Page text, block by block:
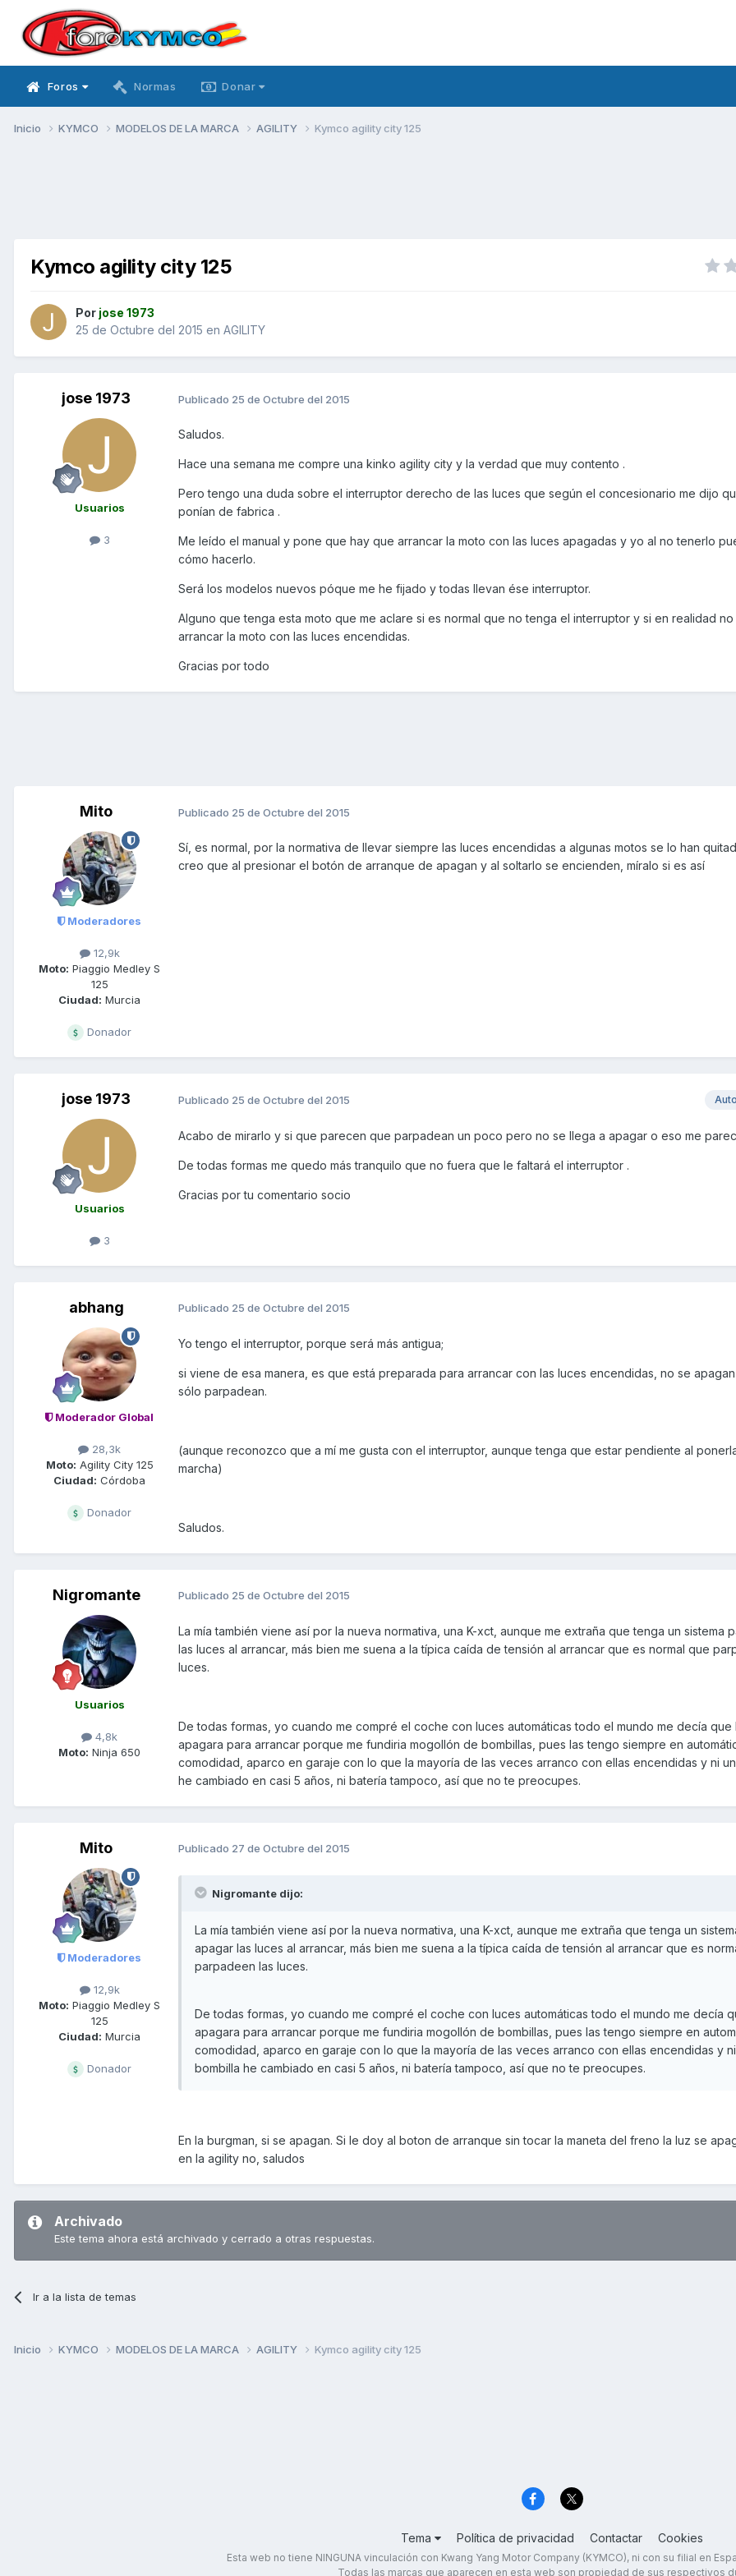
Foros Normas Donar
Inicio KYMCO MODELOS DE LA MARCA AGILITY Kymco agility city 125
Kymco agility city 125
Por jose 1973
25 de Octubre del 2015 en AGILITY
jose 1973
Usuarios
3
Publicado 25 de Octubre del 2015
Saludos.
Hace una semana me compre una kinko agility city y la verdad que muy contento .
Pero tengo una duda sobre el interruptor derecho de las luces que según el concesionario me dijo
ponían de fabrica .
Me leído el manual y pone que hay que arrancar la moto con las luces apagadas y yo al no tenerlo
cómo hacerlo.
Será los modelos nuevos póque me he fijado y todas llevan ése interruptor.
Alguno que tenga esta moto que me aclare si es normal que no tenga el interruptor y si en realidad no
arrancar la moto con las luces encendidas.
Gracias por todo
Mito
Moderadores
12,9k
Moto: Piaggio Medley S
125
Ciudad: Murcia
Donador
Publicado 25 de Octubre del 2015
Sí, es normal, por la normativa de llevar siempre las luces encendidas a algunas motos se lo han
creo que al presionar el botón de arranque de apagan y al soltarlo se encienden, míralo si es así
jose 1973
Usuarios
3
Publicado 25 de Octubre del 2015
Acabo de mirarlo y si que parecen que parpadean un poco pero no se llega a apagar o eso me
De todas formas me quedo más tranquilo que no fuera que le faltará el interruptor .
Gracias por tu comentario socio
abhang
Moderador Global
28,3k
Moto: Agility City 125
Ciudad: Córdoba
Donador
Publicado 25 de Octubre del 2015
Yo tengo el interruptor, porque será más antigua;
si viene de esa manera, es que está preparada para arrancar con las luces encendidas, no se
sólo parpadean.
(aunque reconozco que a mí me gusta con el interruptor, aunque tenga que estar pendiente al
marcha)
Saludos.
Nigromante
Usuarios
4,8k
Moto: Ninja 650
Publicado 25 de Octubre del 2015
La mía también viene así por la nueva normativa, una K-xct, aunque me extraña que tenga un sistema
las luces al arrancar, más bien me suena a la típica caída de tensión al arrancar que es normal que
luces.
De todas formas, yo cuando me compré el coche con luces automáticas todo el mundo me decía que
apagara para arrancar porque me fundiria mogollón de bombillas, pues las tengo siempre en
comodidad, aparco en garaje con lo que la mayoría de las veces arranco con ellas encendidas y ni
he cambiado en casi 5 años, ni batería tampoco, así que no te preocupes.
Mito
Moderadores
12,9k
Moto: Piaggio Medley S
125
Ciudad: Murcia
Donador
Publicado 27 de Octubre del 2015
Nigromante dijo:
La mía también viene así por la nueva normativa, una K-xct, aunque me extraña que tenga un
apagar las luces al arrancar, más bien me suena a la típica caída de tensión al arrancar que es
parpadeen las luces.
De todas formas, yo cuando me compré el coche con luces automáticas todo el mundo me decía
apagara para arrancar porque me fundiria mogollón de bombillas, pues las tengo siempre en
comodidad, aparco en garaje con lo que la mayoría de las veces arranco con ellas encendidas y
bombilla he cambiado en casi 5 años, ni batería tampoco, así que no te preocupes.
En la burgman, si se apagan. Si le doy al boton de arranque sin tocar la maneta del freno la luz se
en la agility no, saludos
Archivado
Este tema ahora está archivado y cerrado a otras respuestas.
Ir a la lista de temas
Inicio KYMCO MODELOS DE LA MARCA AGILITY Kymco agility city 125
Tema Política de privacidad Contactar Cookies
Esta web no tiene NINGUNA vinculación con Kwang Yang Motor Company (KYMCO), ni con su filial en
Todas las marcas que aparecen en esta web son propiedad de sus respectivos